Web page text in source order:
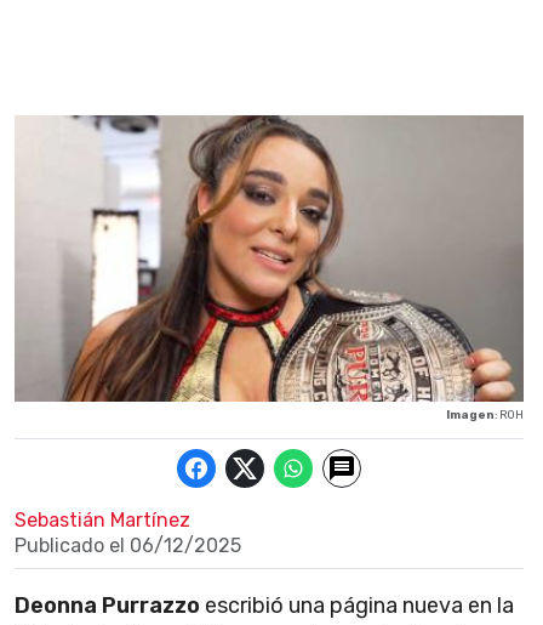
Imagen: ROH
Sebastián Martínez
Publicado el 06/12/2025
Deonna Purrazzo escribió una página nueva en la